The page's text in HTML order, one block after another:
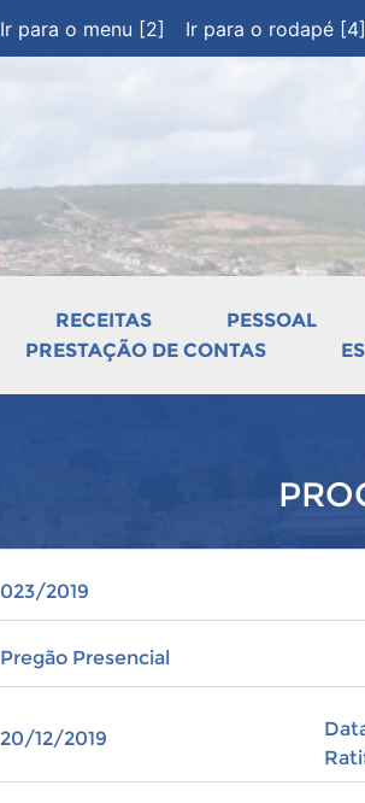
Ir para o menu [2] Ir para o rodapé [4]
RECEITAS PESSOAL
PRESTAÇÃO DE CONTAS
023/2019
Pregão Presencial
20/12/2019